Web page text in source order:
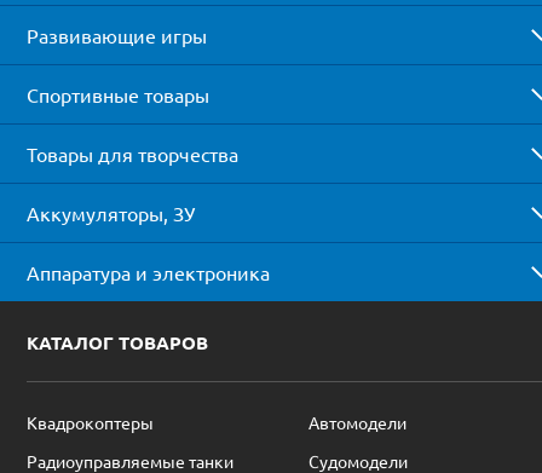
Развивающие игры
Спортивные товары
Товары для творчества
Аккумуляторы, ЗУ
Аппаратура и электроника
КАТАЛОГ ТОВАРОВ
Квадрокоптеры
Автомодели
Радиоуправляемые танки
Судомодели